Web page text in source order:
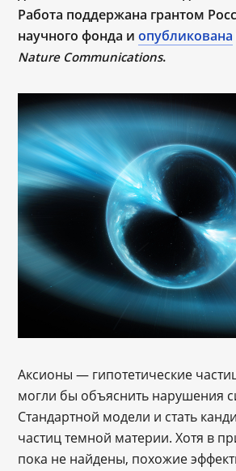
Работа поддержана грантом
научного фонда иопубликована
Nature Communications.
Аксионы — гипотетические
могли бы объяснить нарушения
Стандартной модели и стать
частиц темной материи. Хотя в
пока не найдены, похожие